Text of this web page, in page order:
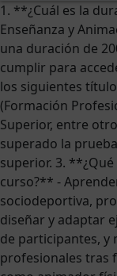
1. **¿Cuál es la
Enseñanza y
una duración de
cumplir para
los siguientes
(Formación
Superior, entre
superado la
superior. 3.
curso?** -
sociodeportiva,
diseñar y adaptar
de participantes, y
profesionales tras